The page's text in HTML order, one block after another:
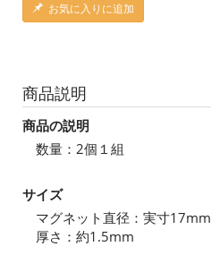
お気に入りに追加
商品説明
商品の説明
数量：2個１組
サイズ
マグネット直径：実寸17mm
厚さ：約1.5mm